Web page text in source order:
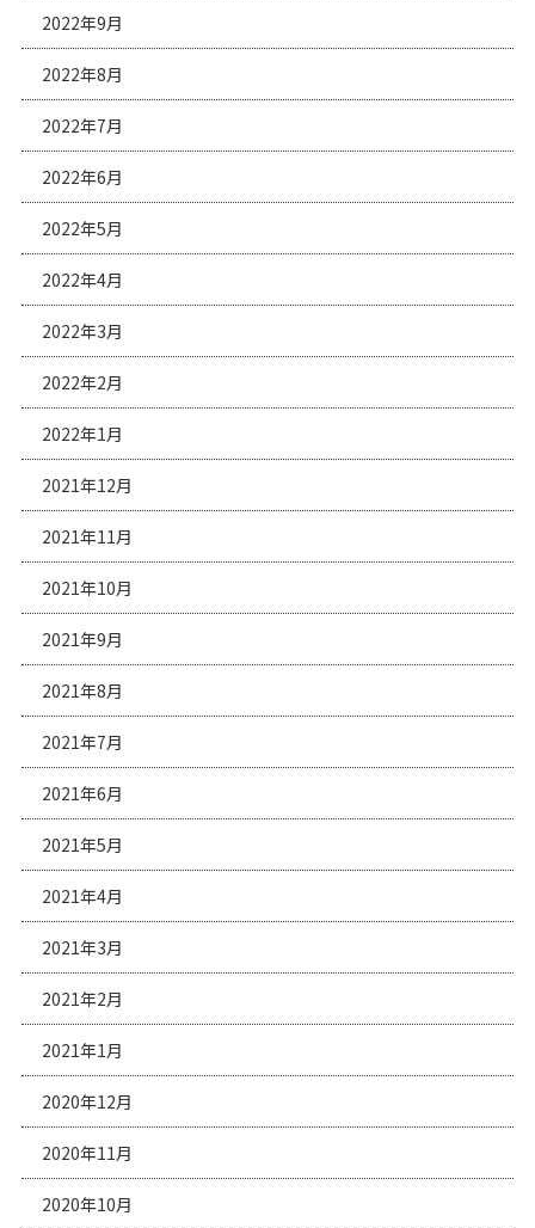
2022年9月
2022年8月
2022年7月
2022年6月
2022年5月
2022年4月
2022年3月
2022年2月
2022年1月
2021年12月
2021年11月
2021年10月
2021年9月
2021年8月
2021年7月
2021年6月
2021年5月
2021年4月
2021年3月
2021年2月
2021年1月
2020年12月
2020年11月
2020年10月